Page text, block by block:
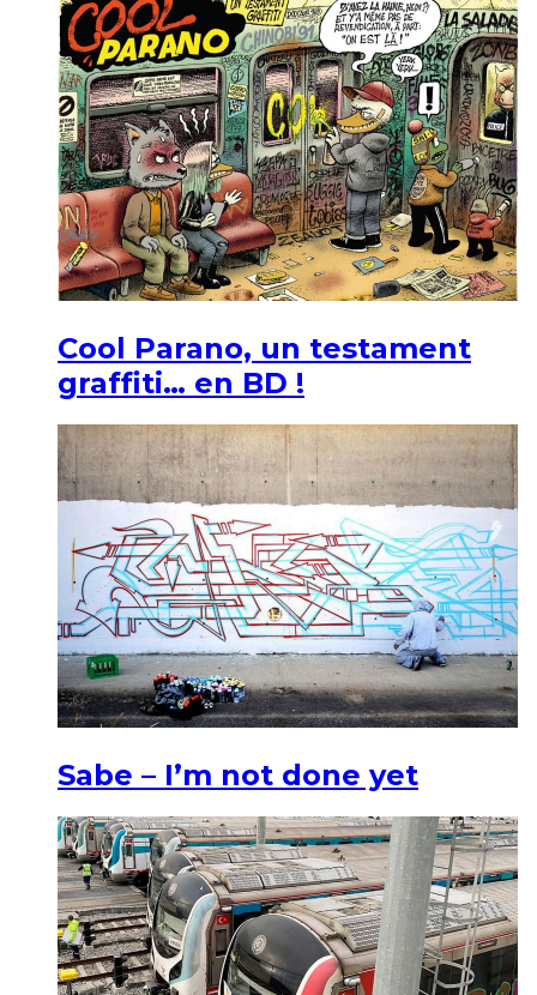
Cool Parano, un testament
graffiti… en BD !
Sabe – I’m not done yet